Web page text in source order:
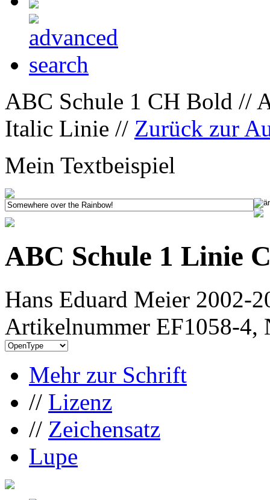
ABC Schule 1 CH Bold //
Italic Linie // Zurück zur
Mein Textbeispiel
ABC Schule 1 Linie
Hans Eduard Meier 2002-
Artikelnummer EF1058-4,
Mehr zur Schrift
// Lizenz
// Zeichensatz
Lupe